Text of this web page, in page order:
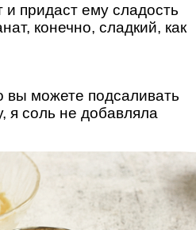
и придаст ему сладость
конечно, сладкий, как
вы можете подсаливать
я соль не добавляла